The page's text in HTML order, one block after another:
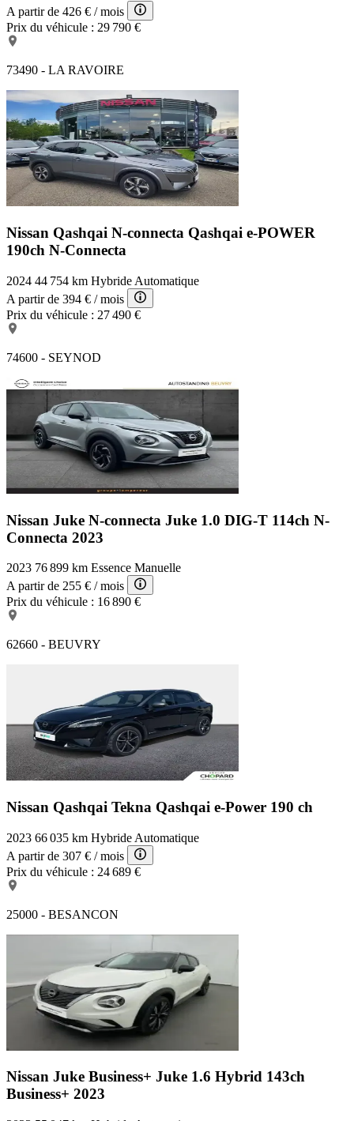
A partir de 426 € / mois
Prix du véhicule : 29 790 €
73490 - LA RAVOIRE
Nissan Qashqai N-connecta Qashqai e-POWER
190ch N-Connecta
2024 44 754 km Hybride Automatique
A partir de 394 € / mois
Prix du véhicule : 27 490 €
74600 - SEYNOD
Nissan Juke N-connecta Juke 1.0 DIG-T 114ch N-
Connecta 2023
2023 76 899 km Essence Manuelle
A partir de 255 € / mois
Prix du véhicule : 16 890 €
62660 - BEUVRY
Nissan Qashqai Tekna Qashqai e-Power 190 ch
2023 66 035 km Hybride Automatique
A partir de 307 € / mois
Prix du véhicule : 24 689 €
25000 - BESANCON
Nissan Juke Business+ Juke 1.6 Hybrid 143ch
Business+ 2023